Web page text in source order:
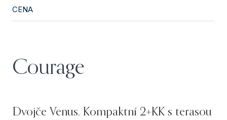
CENA
Courage
Dvojče Venus. Kompaktní 2+KK s terasou